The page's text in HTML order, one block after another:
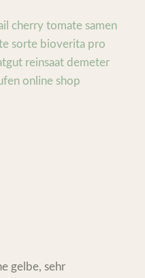
gelbe, sehr